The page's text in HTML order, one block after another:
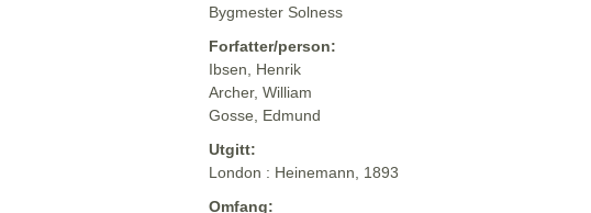
Bygmester Solness
Forfatter/person:
Ibsen, Henrik
Archer, William
Gosse, Edmund
Utgitt:
London : Heinemann, 1893
Omfang: